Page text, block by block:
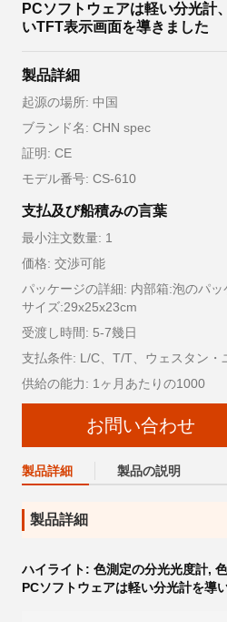
PCソフトウェアは軽い分光計
いTFT表示画面を導きました
製品詳細
起源の場所: 中国
ブランド名: CHN spec
証明: CE
モデル番号: CS-610
支払及び船積みの言葉
最小注文数量: 1
価格: 交渉可能
パッケージの詳細: 内部箱:泡のパ
サイズ:29x25x23cm
受渡し時間: 5-7幾日
支払条件: L/C、T/T、ウェスタン・
供給の能力: 1ヶ月あたりの1000
お問い合わせ
製品詳細 製品の説明
製品詳細
ハイライト: 色測定の分光光度計,
PCソフトウェアは軽い分光計を導